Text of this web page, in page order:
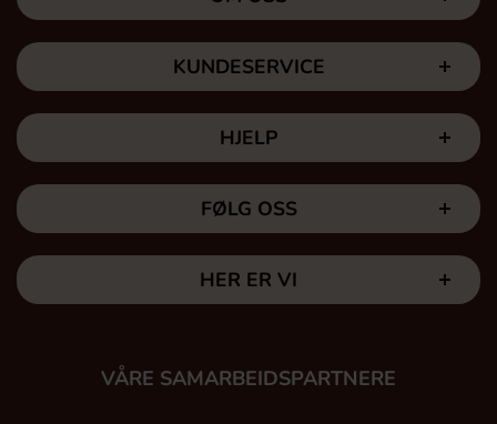
KUNDESERVICE
HJELP
FØLG OSS
HER ER VI
VÅRE SAMARBEIDSPARTNERE